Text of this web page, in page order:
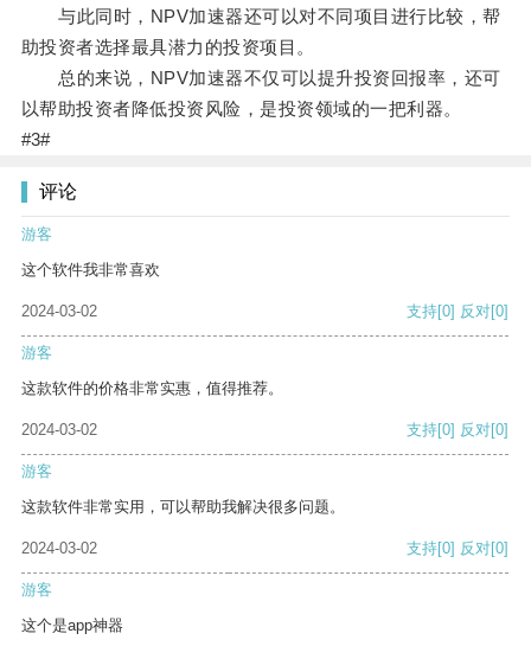
与此同时，NPV加速器还可以对不同项目进行比较，帮
助投资者选择最具潜力的投资项目。
总的来说，NPV加速器不仅可以提升投资回报率，还可
以帮助投资者降低投资风险，是投资领域的一把利器。
#3#
评论
游客
这个软件我非常喜欢
2024-03-02 支持[0] 反对[0]
游客
这款软件的价格非常实惠，值得推荐。
2024-03-02 支持[0] 反对[0]
游客
这款软件非常实用，可以帮助我解决很多问题。
2024-03-02 支持[0] 反对[0]
游客
这个是app神器